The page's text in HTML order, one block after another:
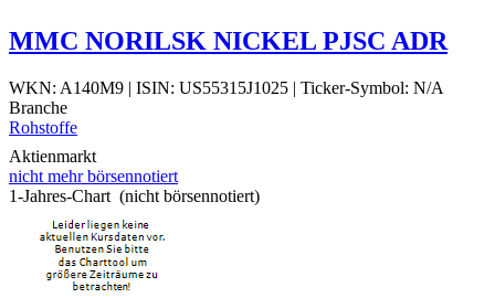
MMC NORILSK NICKEL PJSC ADR
WKN: A140M9 | ISIN: US55315J1025 | Ticker-Symbol: N/A
Branche
Rohstoffe
Aktienmarkt
nicht mehr börsennotiert
1-Jahres-Chart (nicht börsennotiert)